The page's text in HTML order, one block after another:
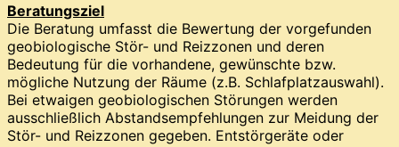
Beratungsziel
Die Beratung umfasst die Bewertung der vorgefunden
geobiologische Stör- und Reizzonen und deren
Bedeutung für die vorhandene, gewünschte bzw.
mögliche Nutzung der Räume (z.B. Schlafplatzauswahl).
Bei etwaigen geobiologischen Störungen werden
ausschließlich Abstandsempfehlungen zur Meidung der
Stör- und Reizzonen gegeben. Entstörgeräte oder